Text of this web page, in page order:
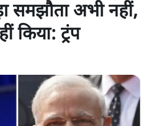
समझौता अभी नहीं,
किया: ट्रंप